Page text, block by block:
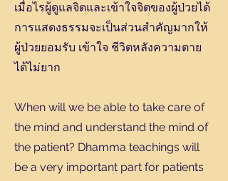
เมื่อไรผู้ดูแลจิตและเข้าใจจิตของผู้ป่วยได้
การแสดงธรรมจะเป็นส่วนสำคัญมากให้
ผู้ป่วยยอมรับ เข้าใจ ชีวิตหลังความตาย
ได้ไม่ยาก
When will we be able to take care of
the mind and understand the mind of
the patient? Dhamma teachings will
be a very important part for patients